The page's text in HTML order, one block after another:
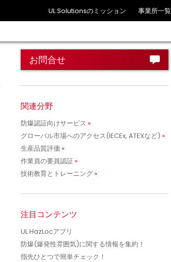
UL Solutionsのミッション 事業所一覧
お問合せ
関連分野
防爆認証向けサービス
グローバル市場へのアクセス(IECEx, ATEXなど)
生産品質評価
作業員の要員認証
技術教育とトレーニング
注目コンテンツ
UL HazLocアプリ
防爆(爆発性雰囲気)に関する情報を集約！
指先ひとつで簡単チェック！